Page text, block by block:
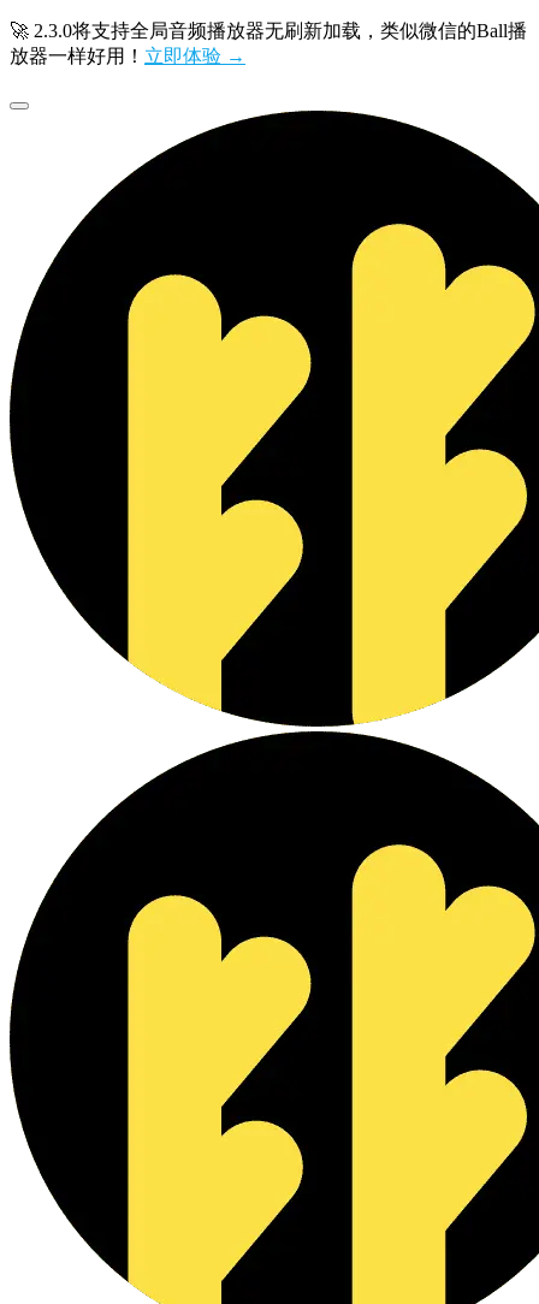
🚀 2.3.0将支持全局音频播放器无刷新加载，类似微信的Ball播
放器一样好用！ 立即体验 →